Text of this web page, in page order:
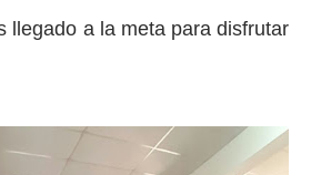
llegado a la meta para disfrutar